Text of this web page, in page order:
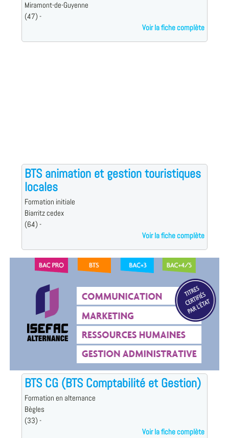
Miramont-de-Guyenne
(47) -
Voir la fiche complète
BTS animation et gestion touristiques
locales
Formation initiale
Biarritz cedex
(64) -
Voir la fiche complète
BTS CG (BTS Comptabilité et Gestion)
Formation en alternance
Bègles
(33) -
Voir la fiche complète